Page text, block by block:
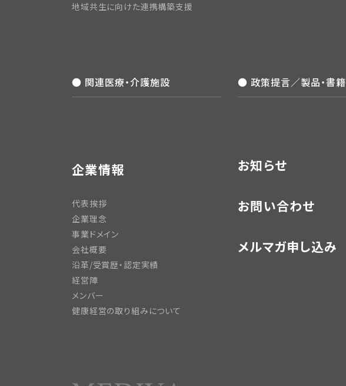
地域共生に向けた連携構築支援
● 関連医療・介護施設 ● 政策提言／製品・書籍
企業情報
代表挨拶
企業理念
事業ドメイン
会社概要
沿革/受賞歴・認定実績
経営陣
メンバー
健康経営の取り組みについて
お知らせ
お問い合わせ
メルマガ申し込み